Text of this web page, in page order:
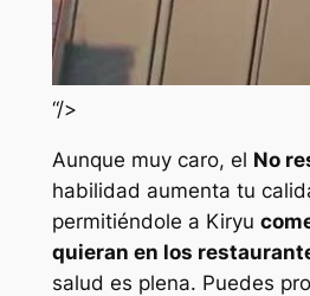
“/>
Aunque muy caro, el No
habilidad aumenta tu
permitiéndole a Kiryu
quieran en los
salud es plena. Puedes